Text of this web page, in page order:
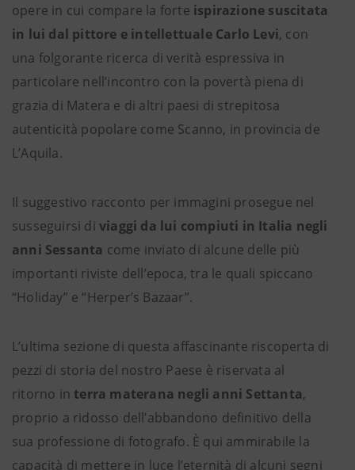
opere in cui compare la forte ispirazione suscitata
in lui dal pittore e intellettuale Carlo Levi, con
una folgorante ricerca di verità espressiva in
particolare nell’incontro con la povertà piena di
grazia di Matera e di altri paesi di strepitosa
autenticità popolare come Scanno, in provincia de
L’Aquila.
Il suggestivo racconto per immagini prosegue nel
susseguirsi di viaggi da lui compiuti in Italia negli
anni Sessanta come inviato di alcune delle più
importanti riviste dell’epoca, tra le quali spiccano
“Holiday” e “Herper’s Bazaar”.
L’ultima sezione di questa affascinante riscoperta di
pezzi di storia del nostro Paese è riservata al
ritorno in terra materana negli anni Settanta,
proprio a ridosso dell’abbandono definitivo della
sua professione di fotografo. È qui ammirabile la
capacità di mettere in luce l’eternità di alcuni segni